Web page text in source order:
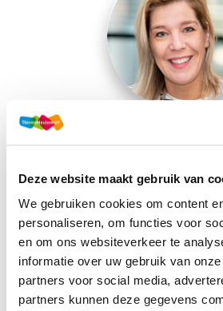
Deze website maakt gebruik van
We gebruiken cookies om content
personaliseren, om functies voor
en om ons websiteverkeer te
informatie over uw gebruik van
partners voor social media,
partners kunnen deze gegevens
Zuid-Nederland
Neem contact